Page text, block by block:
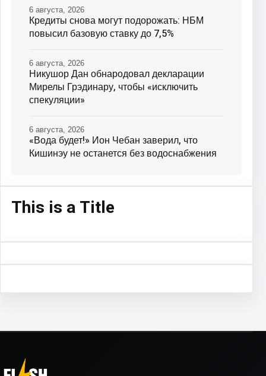
Кредиты снова могут подорожать: НБМ
повысил базовую ставку до 7,5%
6 августа, 2026
Никушор Дан обнародовал декларации
Мирелы Грэдинару, чтобы «исключить
спекуляции»
6 августа, 2026
«Вода будет!» Ион Чебан заверил, что
Кишинэу не останется без водоснабжения
6 августа, 2026
This is a Title